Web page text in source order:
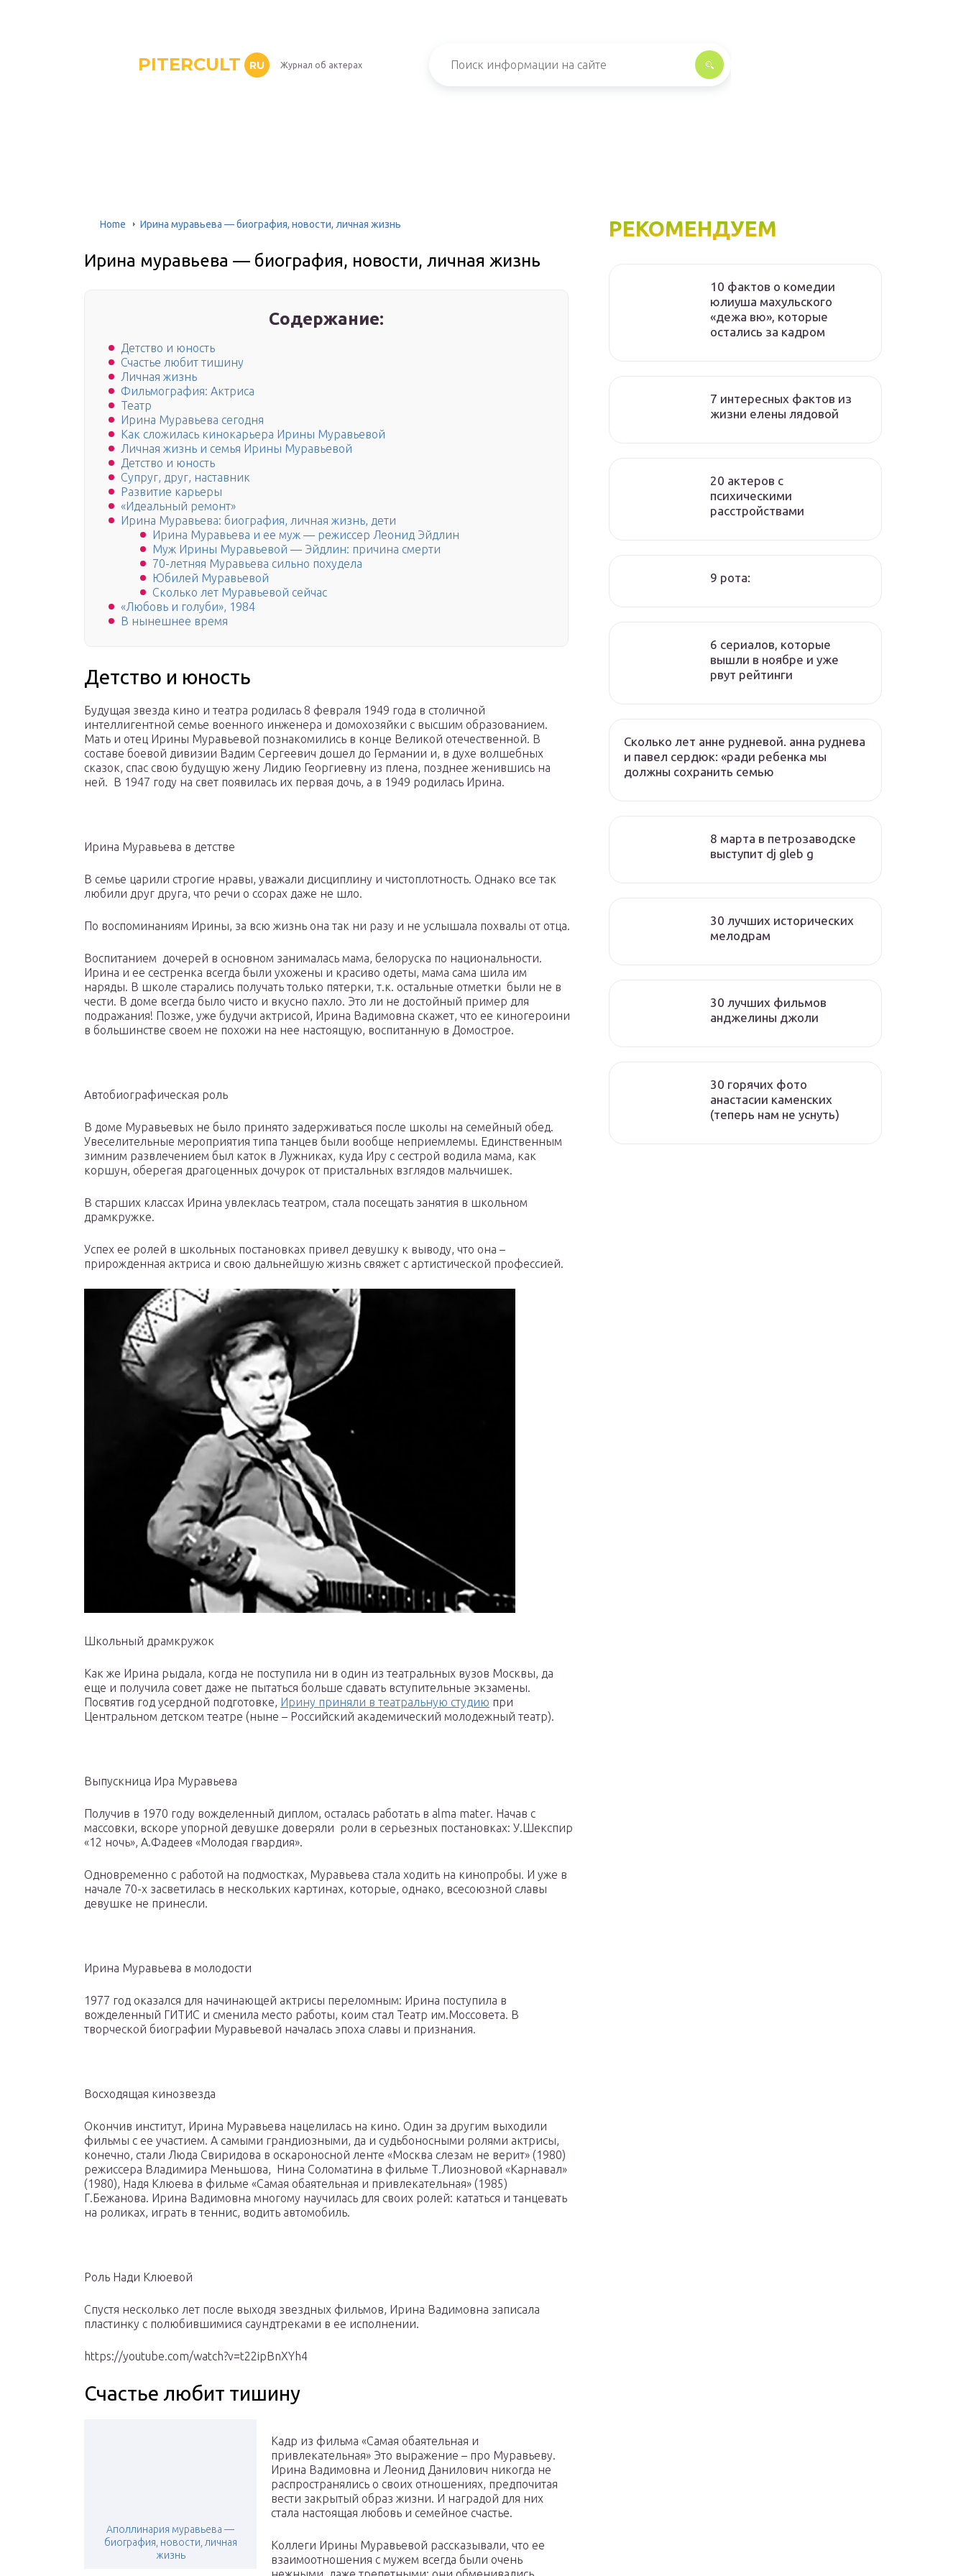
PITERCULT RU Журнал об актерах
Home Ирина муравьева — биография, новости, личная жизнь
Ирина муравьева — биография, новости, личная жизнь
Содержание:
Детство и юность
Счастье любит тишину
Личная жизнь
Фильмография: Актриса
Театр
Ирина Муравьева сегодня
Как сложилась кинокарьера Ирины Муравьевой
Личная жизнь и семья Ирины Муравьевой
Детство и юность
Супруг, друг, наставник
Развитие карьеры
«Идеальный ремонт»
Ирина Муравьева: биография, личная жизнь, дети
Ирина Муравьева и ее муж — режиссер Леонид Эйдлин
Муж Ирины Муравьевой — Эйдлин: причина смерти
70-летняя Муравьева сильно похудела
Юбилей Муравьевой
Сколько лет Муравьевой сейчас
«Любовь и голуби», 1984
В нынешнее время
Детство и юность
Будущая звезда кино и театра родилась 8 февраля 1949 года в столичной
интеллигентной семье военного инженера и домохозяйки с высшим образованием.
Мать и отец Ирины Муравьевой познакомились в конце Великой отечественной. В
составе боевой дивизии Вадим Сергеевич дошел до Германии и, в духе волшебных
сказок, спас свою будущую жену Лидию Георгиевну из плена, позднее женившись на
ней. В 1947 году на свет появилась их первая дочь, а в 1949 родилась Ирина.
Ирина Муравьева в детстве
В семье царили строгие нравы, уважали дисциплину и чистоплотность. Однако все так
любили друг друга, что речи о ссорах даже не шло.
По воспоминаниям Ирины, за всю жизнь она так ни разу и не услышала похвалы от отца.
Воспитанием дочерей в основном занималась мама, белоруска по национальности.
Ирина и ее сестренка всегда были ухожены и красиво одеты, мама сама шила им
наряды. В школе старались получать только пятерки, т.к. остальные отметки были не в
чести. В доме всегда было чисто и вкусно пахло. Это ли не достойный пример для
подражания! Позже, уже будучи актрисой, Ирина Вадимовна скажет, что ее киногероини
в большинстве своем не похожи на нее настоящую, воспитанную в Домострое.
Автобиографическая роль
В доме Муравьевых не было принято задерживаться после школы на семейный обед.
Увеселительные мероприятия типа танцев были вообще неприемлемы. Единственным
зимним развлечением был каток в Лужниках, куда Иру с сестрой водила мама, как
коршун, оберегая драгоценных дочурок от пристальных взглядов мальчишек.
В старших классах Ирина увлеклась театром, стала посещать занятия в школьном
драмкружке.
Успех ее ролей в школьных постановках привел девушку к выводу, что она –
прирожденная актриса и свою дальнейшую жизнь свяжет с артистической профессией.
Школьный драмкружок
Как же Ирина рыдала, когда не поступила ни в один из театральных вузов Москвы, да
еще и получила совет даже не пытаться больше сдавать вступительные экзамены.
Посвятив год усердной подготовке, Ирину приняли в театральную студию при
Центральном детском театре (ныне – Российский академический молодежный театр).
Выпускница Ира Муравьева
Получив в 1970 году вожделенный диплом, осталась работать в alma mater. Начав с
массовки, вскоре упорной девушке доверяли роли в серьезных постановках: У.Шекспир
«12 ночь», А.Фадеев «Молодая гвардия».
Одновременно с работой на подмостках, Муравьева стала ходить на кинопробы. И уже в
начале 70-х засветилась в нескольких картинах, которые, однако, всесоюзной славы
девушке не принесли.
Ирина Муравьева в молодости
1977 год оказался для начинающей актрисы переломным: Ирина поступила в
вожделенный ГИТИС и сменила место работы, коим стал Театр им.Моссовета. В
творческой биографии Муравьевой началась эпоха славы и признания.
Восходящая кинозвезда
Окончив институт, Ирина Муравьева нацелилась на кино. Один за другим выходили
фильмы с ее участием. А самыми грандиозными, да и судьбоносными ролями актрисы,
конечно, стали Люда Свиридова в оскароносной ленте «Москва слезам не верит» (1980)
режиссера Владимира Меньшова, Нина Соломатина в фильме Т.Лиозновой «Карнавал»
(1980), Надя Клюева в фильме «Самая обаятельная и привлекательная» (1985)
Г.Бежанова. Ирина Вадимовна многому научилась для своих ролей: кататься и танцевать
на роликах, играть в теннис, водить автомобиль.
Роль Нади Клюевой
Спустя несколько лет после выходя звездных фильмов, Ирина Вадимовна записала
пластинку с полюбившимися саундтреками в ее исполнении.
https://youtube.com/watch?v=t22ipBnXYh4
Счастье любит тишину
Аполлинария муравьева —
биография, новости, личная
жизнь
Кадр из фильма «Самая обаятельная и
привлекательная» Это выражение – про Муравьеву.
Ирина Вадимовна и Леонид Данилович никогда не
распространялись о своих отношениях, предпочитая
вести закрытый образ жизни. И наградой для них
стала настоящая любовь и семейное счастье.
Коллеги Ирины Муравьевой рассказывали, что ее
взаимоотношения с мужем всегда были очень
РЕКОМЕНДУЕМ
10 фактов о комедии
юлиуша махульского
«дежа вю», которые
остались за кадром
7 интересных фактов из
жизни елены лядовой
20 актеров с
психическими
расстройствами
9 рота:
6 сериалов, которые
вышли в ноябре и уже
рвут рейтинги
Сколько лет анне рудневой. анна руднева
и павел сердюк: «ради ребенка мы
должны сохранить семью
8 марта в петрозаводске
выступит dj gleb g
30 лучших исторических
мелодрам
30 лучших фильмов
анджелины джоли
30 горячих фото
анастасии каменских
(теперь нам не уснуть)